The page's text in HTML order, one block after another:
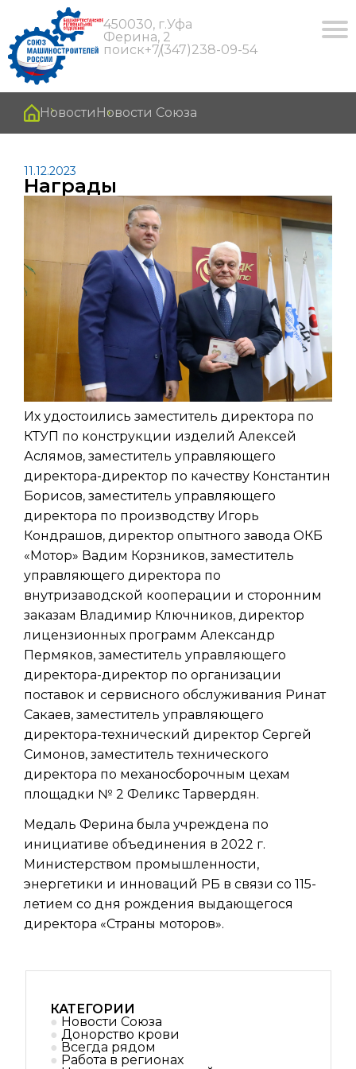
450030, г.Уфа
Ферина, 2
поиск+7(347)238-09-54
Новости Новости Союза
11.12.2023
Награды
Их удостоились заместитель директора по
КТУП по конструкции изделий Алексей
Аслямов, заместитель управляющего
директора-директор по качеству Константин
Борисов, заместитель управляющего
директора по производству Игорь
Кондрашов, директор опытного завода ОКБ
«Мотор» Вадим Корзников, заместитель
управляющего директора по
внутризаводской кооперации и сторонним
заказам Владимир Ключников, директор
лицензионных программ Александр
Пермяков, заместитель управляющего
директора-директор по организации
поставок и сервисного обслуживания Ринат
Сакаев, заместитель управляющего
директора-технический директор Сергей
Симонов, заместитель технического
директора по механосборочным цехам
площадки № 2 Феликс Тарвердян.
Медаль Ферина была учреждена по
инициативе объединения в 2022 г.
Министерством промышленности,
энергетики и инноваций РБ в связи со 115-
летием со дня рождения выдающегося
директора «Страны моторов».
КАТЕГОРИИ
Новости Союза
Донорство крови
Всегда рядом
Работа в регионах